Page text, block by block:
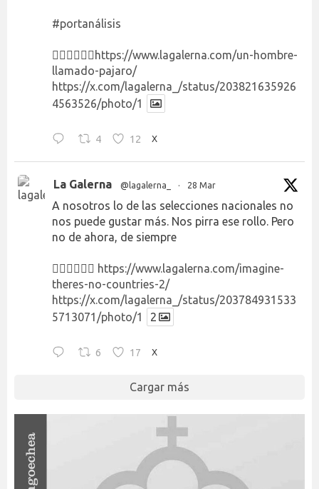
#portanálisis
👉🏻👉🏻👉🏻 https://www.lagalerna.com/un-hombre-
llamado-pajaro/
https://x.com/lagalerna_/status/203821635926
4563526/photo/1
4 12 X
La Galerna @lagalerna_ · 28 Mar
A nosotros lo de las selecciones nacionales no
nos puede gustar más. Nos pirra ese rollo. Pero
no de ahora, de siempre
👉🏻👉🏻👉🏻 https://www.lagalerna.com/imagine-
theres-no-countries-2/
https://x.com/lagalerna_/status/203784931533
5713071/photo/1
2
6 17 X
Cargar más